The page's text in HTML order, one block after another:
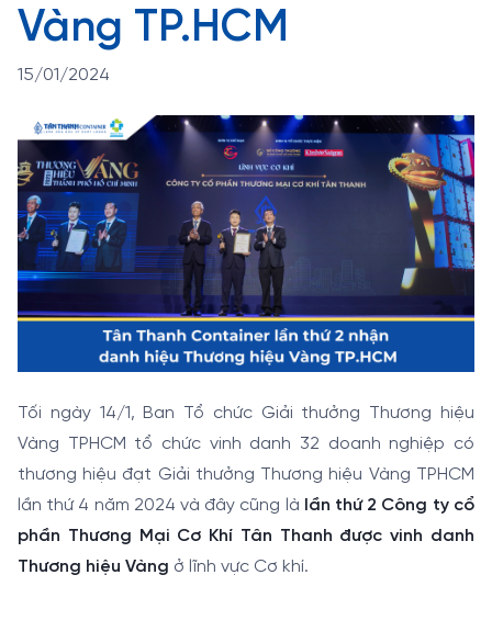
Vàng TP.HCM
15/01/2024
Tối ngày 14/1, Ban Tổ chức Giải thưởng Thương hiệu
Vàng TPHCM tổ chức vinh danh 32 doanh nghiệp có
thương hiệu đạt Giải thưởng Thương hiệu Vàng TPHCM
lần thứ 4 năm 2024 và đây cũng là lần thứ 2 Công ty cổ
phần Thương Mại Cơ Khí Tân Thanh được vinh danh
Thương hiệu Vàng ở lĩnh vực Cơ khí.